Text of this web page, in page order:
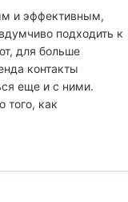
и эффективным,
подходить к
для больше
контакты
еще и с ними.
того, как